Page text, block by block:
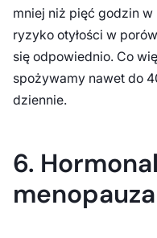
mniej niż pięć godzin
ryzyko otyłości w
się odpowiednio. Co
spożywamy nawet do
dziennie.
6.